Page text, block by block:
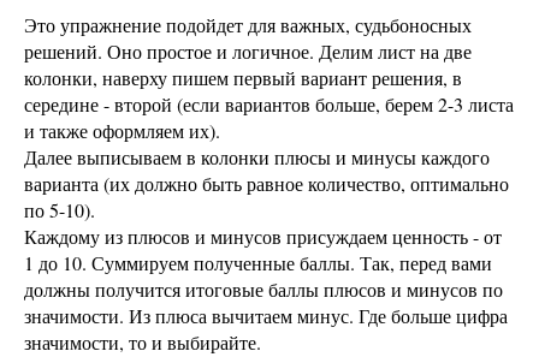
Это упражнение подойдет для важных, судьбоносных
решений. Оно простое и логичное. Делим лист на две
колонки, наверху пишем первый вариант решения, в
середине - второй (если вариантов больше, берем 2-3 листа
и также оформляем их).
Далее выписываем в колонки плюсы и минусы каждого
варианта (их должно быть равное количество, оптимально
по 5-10).
Каждому из плюсов и минусов присуждаем ценность - от
1 до 10. Суммируем полученные баллы. Так, перед вами
должны получится итоговые баллы плюсов и минусов по
значимости. Из плюса вычитаем минус. Где больше цифра
значимости, то и выбирайте.